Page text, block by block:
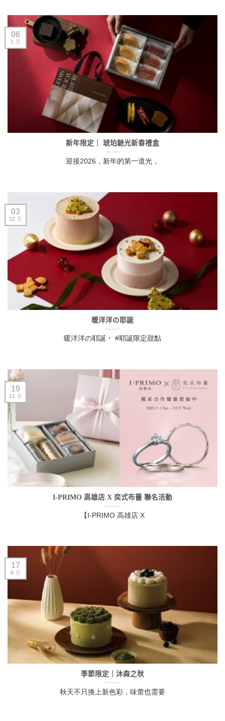
新年限定｜ 琥珀馳光新春禮盒
迎接2026，新年的第一道光，
06
1 月
暖洋洋の耶誕
暖洋洋の耶誕・ #耶誕限定甜點
03
12 月
I-PRIMO 高雄店 X 奕式布蕾 聯名活動
【I-PRIMO 高雄店 X
19
11 月
季節限定｜沐森之秋
秋天不只換上新色彩，味蕾也需要
17
9 月